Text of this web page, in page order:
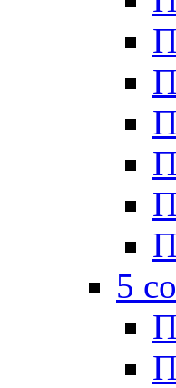
5